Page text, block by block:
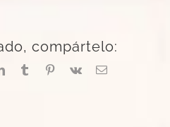
compártelo:
LinkedInTumblrPinterest
Vk
Correo